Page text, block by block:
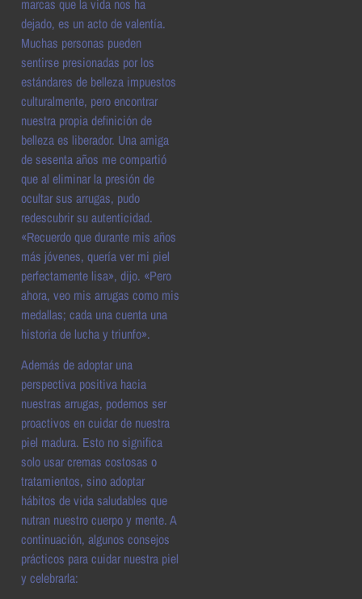
marcas que la vida nos ha
dejado, es un acto de valentía.
Muchas personas pueden
sentirse presionadas por los
estándares de belleza impuestos
culturalmente, pero encontrar
nuestra propia definición de
belleza es liberador. Una amiga
de sesenta años me compartió
que al eliminar la presión de
ocultar sus arrugas, pudo
redescubrir su autenticidad.
«Recuerdo que durante mis años
más jóvenes, quería ver mi piel
perfectamente lisa», dijo. «Pero
ahora, veo mis arrugas como mis
medallas; cada una cuenta una
historia de lucha y triunfo».
Además de adoptar una
perspectiva positiva hacia
nuestras arrugas, podemos ser
proactivos en cuidar de nuestra
piel madura. Esto no significa
solo usar cremas costosas o
tratamientos, sino adoptar
hábitos de vida saludables que
nutran nuestro cuerpo y mente. A
continuación, algunos consejos
prácticos para cuidar nuestra piel
y celebrarla: